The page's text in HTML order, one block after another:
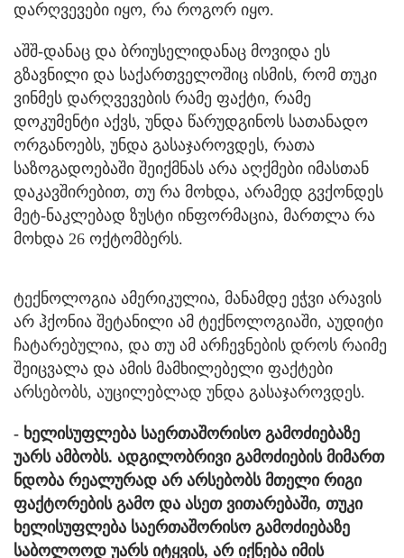
დარღვევები იყო, რა როგორ იყო.
აშშ-დანაც და ბრიუსელიდანაც მოვიდა ეს
გზავნილი და საქართველოშიც ისმის, რომ თუკი
ვინმეს დარღვევების რამე ფაქტი, რამე
დოკუმენტი აქვს, უნდა წარუდგინოს სათანადო
ორგანოებს, უნდა გასაჯაროვდეს, რათა
საზოგადოებაში შეიქმნას არა აღქმები იმასთან
დაკავშირებით, თუ რა მოხდა, არამედ გვქონდეს
მეტ-ნაკლებად ზუსტი ინფორმაცია, მართლა რა
მოხდა 26 ოქტომბერს.
ტექნოლოგია ამერიკულია, მანამდე ეჭვი არავის
არ ჰქონია შეტანილი ამ ტექნოლოგიაში, აუდიტი
ჩატარებულია, და თუ ამ არჩევნების დროს რაიმე
შეიცვალა და ამის მამხილებელი ფაქტები
არსებობს, აუცილებლად უნდა გასაჯაროვდეს.
- ხელისუფლება საერთაშორისო გამოძიებაზე
უარს ამბობს. ადგილობრივი გამოძიების მიმართ
ნდობა რეალურად არ არსებობს მთელი რიგი
ფაქტორების გამო და ასეთ ვითარებაში, თუკი
ხელისუფლება საერთაშორისო გამოძიებაზე
საბოლოოდ უარს იტყვის, არ იქნება იმის